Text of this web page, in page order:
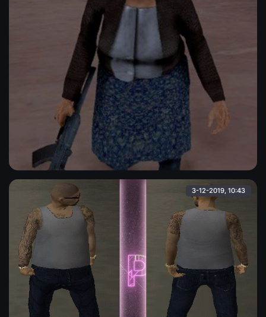
Скин старушки hfost в немного другой стилизации, модель в
высоком качестве, детализация отличная.
Admin
3-12-2019, 10:43